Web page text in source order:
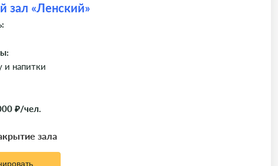
зал «Ленский»
и напитки
₽/чел.
зала